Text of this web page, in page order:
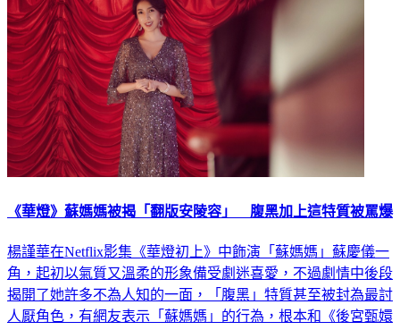
《華燈》蘇媽媽被揭「翻版安陵容」 腹黑加上這特質被罵爆
楊謹華在Netflix影集《華燈初上》中飾演「蘇媽媽」蘇慶儀一
角，起初以氣質又溫柔的形象備受劇迷喜愛，不過劇情中後段
揭開了她許多不為人知的一面，「腹黑」特質甚至被封為最討
人厭角色，有網友表示「蘇媽媽」的行為，根本和《後宮甄嬛